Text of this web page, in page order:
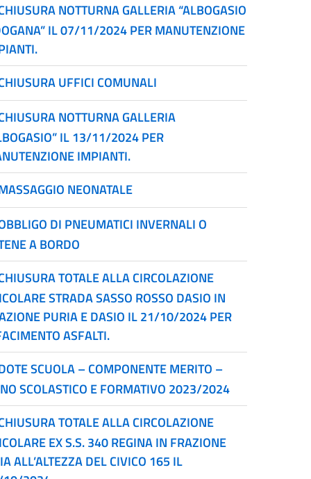
NOTTURNA GALLERIA “ALBOGASIO
IL 07/11/2024 PER MANUTENZIONE
UFFICI COMUNALI
NOTTURNA GALLERIA
IL 13/11/2024 PER
IMPIANTI.
NEONATALE
DI PNEUMATICI INVERNALI O
A BORDO
TOTALE ALLA CIRCOLAZIONE
STRADA SASSO ROSSO DASIO IN
PURIA E DASIO IL 21/10/2024 PER
ASFALTI.
SCUOLA – COMPONENTE MERITO –
SCOLASTICO E FORMATIVO 2023/2024
TOTALE ALLA CIRCOLAZIONE
EX S.S. 340 REGINA IN FRAZIONE
ALL’ALTEZZA DEL CIVICO 165 IL